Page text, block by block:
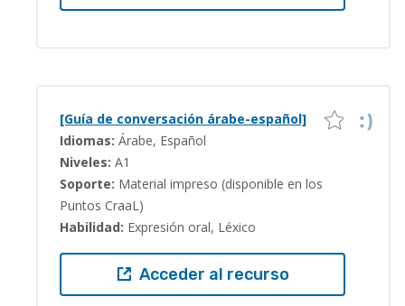
[Guía de conversación árabe-español]
Idiomas: Árabe, Español
Niveles: A1
Soporte: Material impreso (disponible en los
Puntos CraaL)
Habilidad: Expresión oral, Léxico
Acceder al recurso